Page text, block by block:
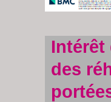
Intérêt
des